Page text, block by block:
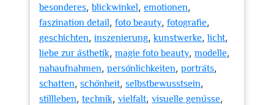
besonderes,blickwinkel, emotionen,
faszination detail, foto beauty, fotografie,
geschichten, inszenierung,kunstwerke,licht,
liebe zur ästhetik, magie foto beauty, modelle,
nahaufnahmen, persönlichkeiten, porträts,
schatten, schönheit, selbstbewusstsein,
stillleben, technik, vielfalt, visuelle genüsse,